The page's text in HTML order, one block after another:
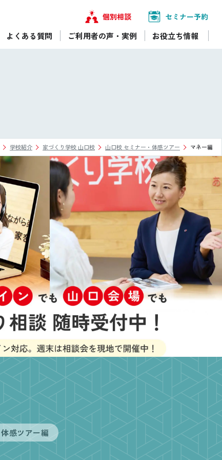
個別相談 セミナー予約
よくある質問 ご利用者の声・実例 お役立ち情報
学校紹介 家づくり学校 山口校 山口校 セミナー・体感ツアー マネー編
体感ツアー編